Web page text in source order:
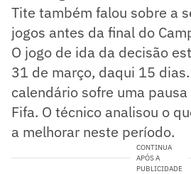
Tite também falou sobre a
jogos antes da final do
O jogo de ida da decisão
31 de março, daqui 15
calendário sofre uma
Fifa. O técnico analisou o
a melhorar neste período.
CONTINUA
APÓS A
PUBLICIDADE